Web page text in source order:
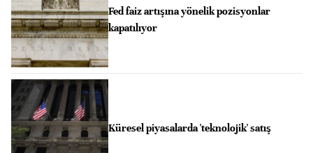
Fed faiz artışına yönelik pozisyonlar
kapatılıyor
Küresel piyasalarda 'teknolojik' satış